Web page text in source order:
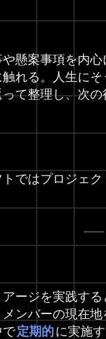
懸案事項を内
れる。人生に
て整理し、次
ではプロジェ
ージを実践す
メンバーの現在
で定期的に実施